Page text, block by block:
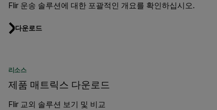
Flir 운송 솔루션에 대한 포괄적인 개요를 확인하십시오.
다운로드
리소스
제품 매트릭스 다운로드
Flir 교외 솔루션 보기 및 비교